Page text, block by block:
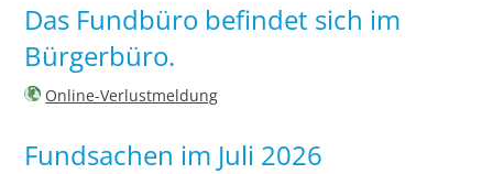
Das Fundbüro befindet sich im
Bürgerbüro.
Online-Verlustmeldung
Fundsachen im Juli 2026